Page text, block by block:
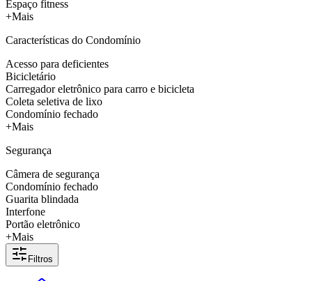
Espaço fitness
+Mais
Características do Condomínio
Acesso para deficientes
Bicicletário
Carregador eletrônico para carro e bicicleta
Coleta seletiva de lixo
Condomínio fechado
+Mais
Segurança
Câmera de segurança
Condomínio fechado
Guarita blindada
Interfone
Portão eletrônico
+Mais
Filtros